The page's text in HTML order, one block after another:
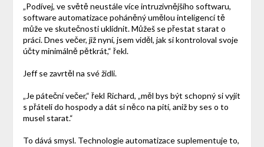
„Podívej, ve světě neustále více intruzivnějšího softwaru,
software automatizace poháněný umělou inteligencí tě
může ve skutečnosti uklidnit. Můžeš se přestat starat o
práci. Dnes večer, již nyní, jsem viděl, jak si kontroloval svoje
účty minimálně pětkrát,“ řekl.
Jeff se zavrtěl na své židli.
„Je páteční večer,“ řekl Richard, „měl bys být schopný si vyjít
s přáteli do hospody a dát si něco na pití, aniž by ses o to
musel starat.“
To dává smysl. Technologie automatizace suplementuje to,